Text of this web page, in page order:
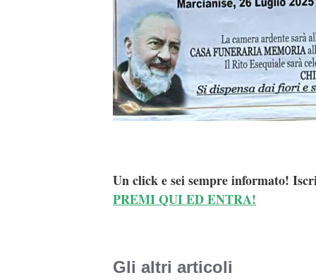
Un click e sei sempre informato!
PREMI QUI ED ENTRA!
Gli altri articoli